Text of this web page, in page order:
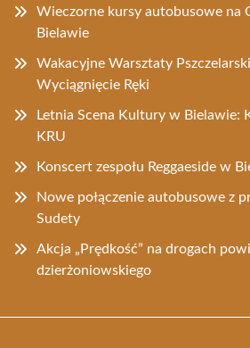
Wieczorne kursy autobusowe na
Bielawie
Wakacyjne Warsztaty
Wyciągnięcie Ręki
Letnia Scena Kultury w Bielawie:
KRU
Konscert zespołu Reggaeside w
Nowe połączenie autobusowe z
Sudety
Akcja „Prędkość” na drogach
dzierżoniowskiego